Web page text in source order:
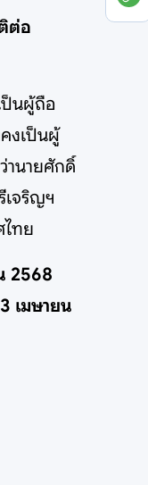
ต่อ
ป็นผู้ถือ
งเป็นผู้
านายศักดิ์
เจริญฯ
ทย
2568
เมษายน